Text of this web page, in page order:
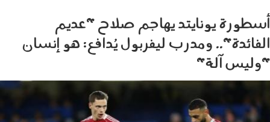
أسطورة يونايتد يهاجم صلاح "عديم
الفائدة".. ومدرب ليفربول يُدافع: هو إنسان
"وليس آلة"
061006.jpg